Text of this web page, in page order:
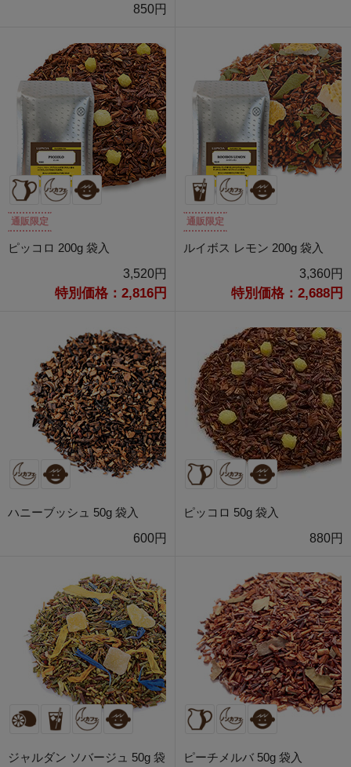
850円
通販限定
ピッコロ 200g 袋入
3,520円
特別価格：2,816円
通販限定
ルイボス レモン 200g 袋入
3,360円
特別価格：2,688円
ハニーブッシュ 50g 袋入
600円
ピッコロ 50g 袋入
880円
ジャルダン ソバージュ 50g 袋
ピーチメルバ 50g 袋入